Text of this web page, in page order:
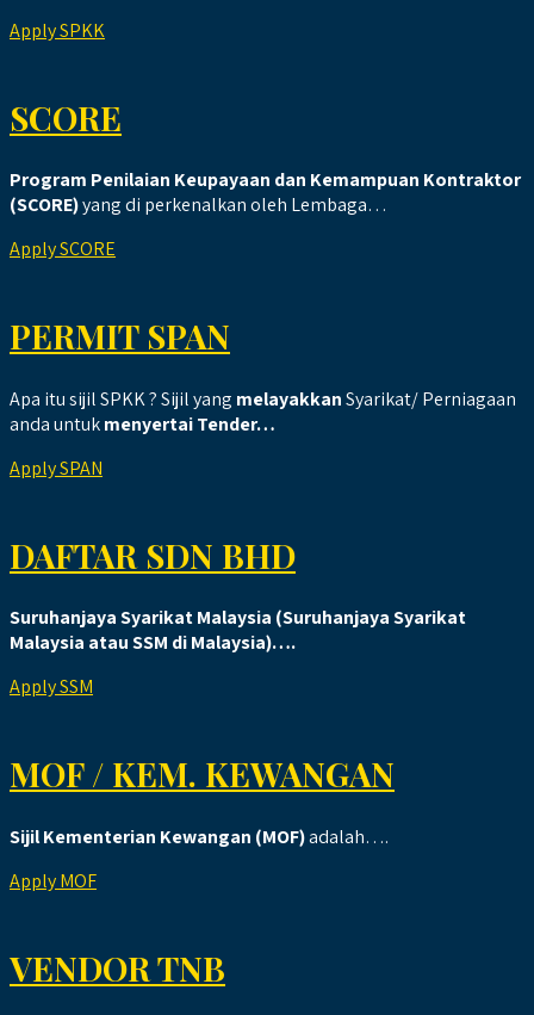
Apply SPKK
SCORE
Program Penilaian Keupayaan dan Kemampuan Kontraktor
(SCORE)yang di perkenalkan oleh Lembaga…
Apply SCORE
PERMIT SPAN
Apa itu sijil SPKK ? Sijil yang melayakkanSyarikat/ Perniagaan
anda untukmenyertai Tender…
Apply SPAN
DAFTAR SDN BHD
Suruhanjaya Syarikat Malaysia (Suruhanjaya Syarikat
Malaysia atau SSM di Malaysia)….
Apply SSM
MOF / KEM. KEWANGAN
Sijil Kementerian Kewangan (MOF)adalah….
Apply MOF
VENDOR TNB